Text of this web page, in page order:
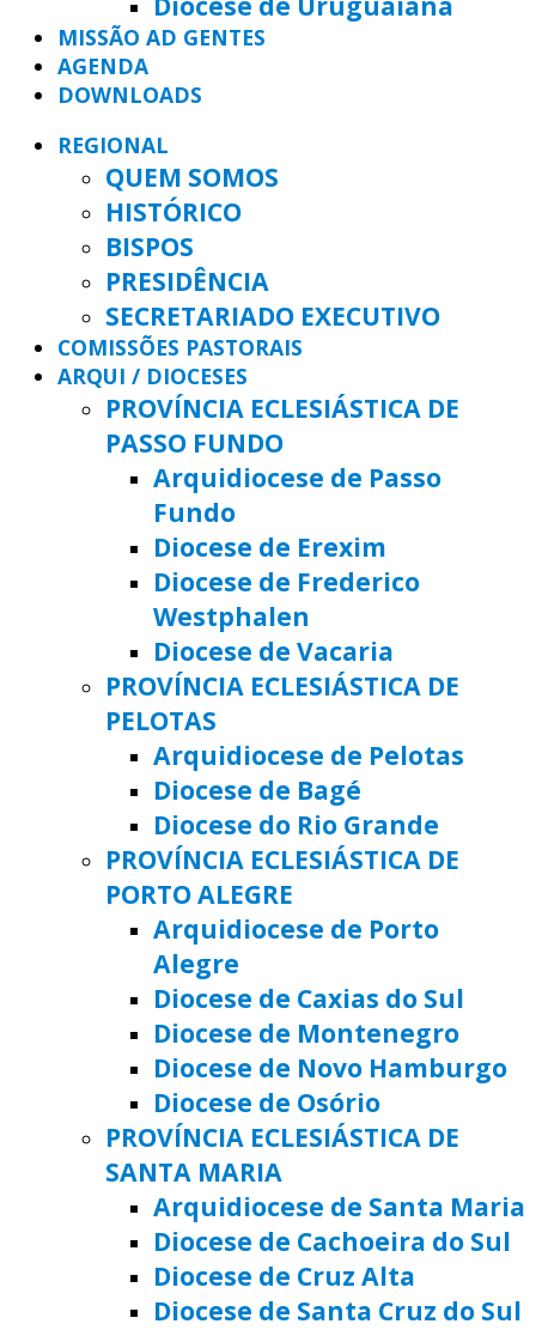
MISSÃO AD GENTES
AGENDA
DOWNLOADS
REGIONAL
QUEM SOMOS
HISTÓRICO
BISPOS
PRESIDÊNCIA
SECRETARIADO EXECUTIVO
COMISSÕES PASTORAIS
ARQUI / DIOCESES
PROVÍNCIA ECLESIÁSTICA DE
PASSO FUNDO
Arquidiocese de Passo
Fundo
Diocese de Erexim
Diocese de Frederico
Westphalen
Diocese de Vacaria
PROVÍNCIA ECLESIÁSTICA DE
PELOTAS
Arquidiocese de Pelotas
Diocese de Bagé
Diocese do Rio Grande
PROVÍNCIA ECLESIÁSTICA DE
PORTO ALEGRE
Arquidiocese de Porto
Alegre
Diocese de Caxias do Sul
Diocese de Montenegro
Diocese de Novo Hamburgo
Diocese de Osório
PROVÍNCIA ECLESIÁSTICA DE
SANTA MARIA
Arquidiocese de Santa Maria
Diocese de Cachoeira do Sul
Diocese de Cruz Alta
Diocese de Santa Cruz do Sul